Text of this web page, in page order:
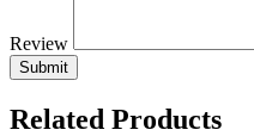
Review
Submit
Related Products